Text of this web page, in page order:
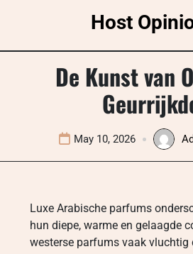
Host
De Kunst van
May 10, 2026
Luxe Arabische parfums
hun diepe, warme en gelaagde
westerse parfums vaak vluchtig